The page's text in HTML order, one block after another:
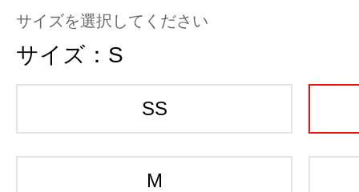
サイズを選択してください
サイズ： S
SS
M